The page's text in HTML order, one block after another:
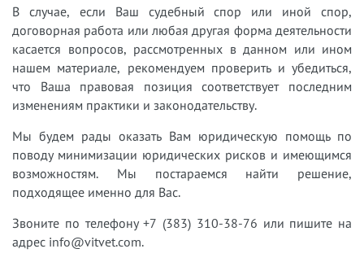
В случае, если Ваш судебный спор или иной спор,
договорная работа или любая другая форма деятельности
касается вопросов, рассмотренных в данном или ином
нашем материале, рекомендуем проверить и убедиться,
что Ваша правовая позиция соответствует последним
изменениям практики и законодательству.
Мы будем рады оказать Вам юридическую помощь по
поводу минимизации юридических рисков и имеющимся
возможностям. Мы постараемся найти решение,
подходящее именно для Вас.
Звоните по телефону +7 (383) 310-38-76 или пишите на
адрес info@vitvet.com.